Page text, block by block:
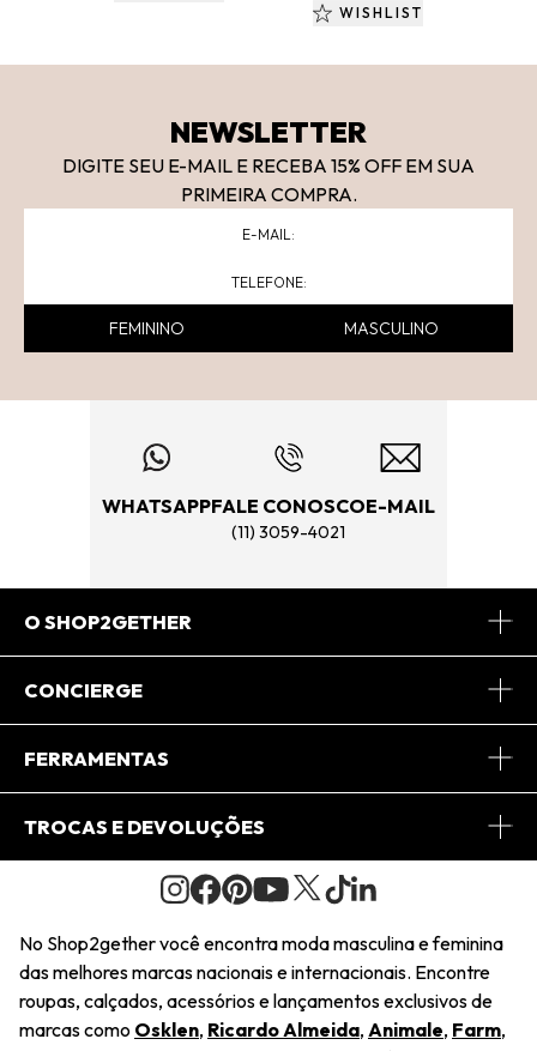
WISHLIST
NEWSLETTER
DIGITE SEU E-MAIL E RECEBA 15% OFF EM SUA
PRIMEIRA COMPRA.
FEMININO MASCULINO
WHATSAPPFALE CONOSCO
(11) 3059-4021
E-MAIL
O SHOP2GETHER
Sobre Nós
Journal
Saiu na Mídia
Sustentabilidade
CONCIERGE
Central de Relacionamento
Regulamento e Promoções
FERRAMENTAS
Minha Conta
Pedido de Presente
Wishlist
TROCAS E DEVOLUÇÕES
Condições Gerais
Troca Fácil
Restituição de Pagamento
No Shop2gether você encontra moda masculina e feminina
das melhores marcas nacionais e internacionais. Encontre
roupas, calçados, acessórios e lançamentos exclusivos de
marcas como Osklen, Ricardo Almeida, Animale, Farm,